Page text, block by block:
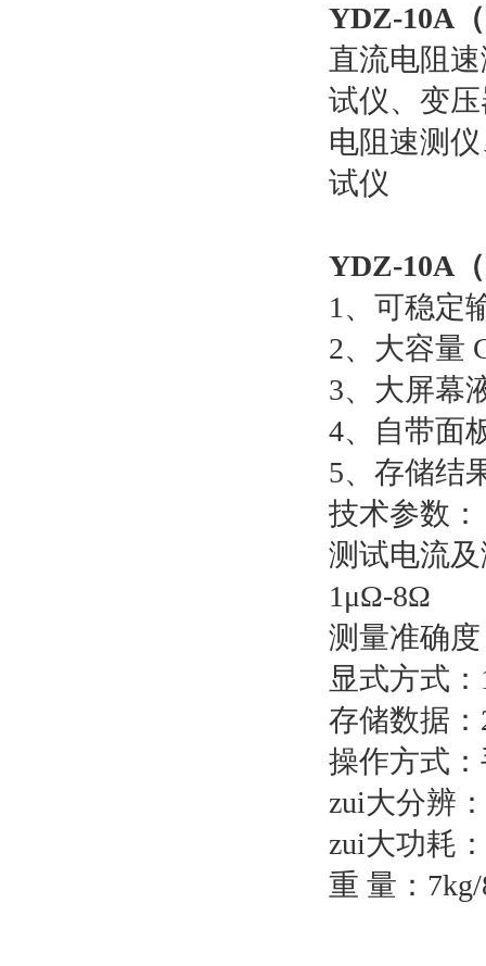
YDZ-10A
直流电阻
试仪、变
电阻速测
试仪
YDZ-10A
1、可稳定
2、大容量
3、大屏幕
4、自带面
5、存储结
技术参数：
测试电流
1μΩ-8Ω
测量准确度
显式方式
存储数据：
操作方式
zui大分辨
zui大功耗
重 量：